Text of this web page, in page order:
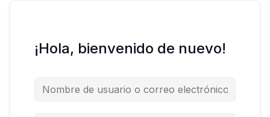
¡Hola, bienvenido de nuevo!